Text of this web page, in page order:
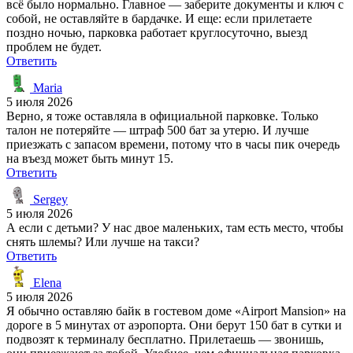
всё было нормально. Главное — заберите документы и ключ с
собой, не оставляйте в бардачке. И еще: если прилетаете
поздно ночью, парковка работает круглосуточно, выезд
проблем не будет.
Ответить
Maria
5 июля 2026
Верно, я тоже оставляла в официальной парковке. Только
талон не потеряйте — штраф 500 бат за утерю. И лучше
приезжать с запасом времени, потому что в часы пик очередь
на въезд может быть минут 15.
Ответить
Sergey
5 июля 2026
А если с детьми? У нас двое маленьких, там есть место, чтобы
снять шлемы? Или лучше на такси?
Ответить
Elena
5 июля 2026
Я обычно оставляю байк в гостевом доме «Airport Mansion» на
дороге в 5 минутах от аэропорта. Они берут 150 бат в сутки и
подвозят к терминалу бесплатно. Прилетаешь — звонишь,